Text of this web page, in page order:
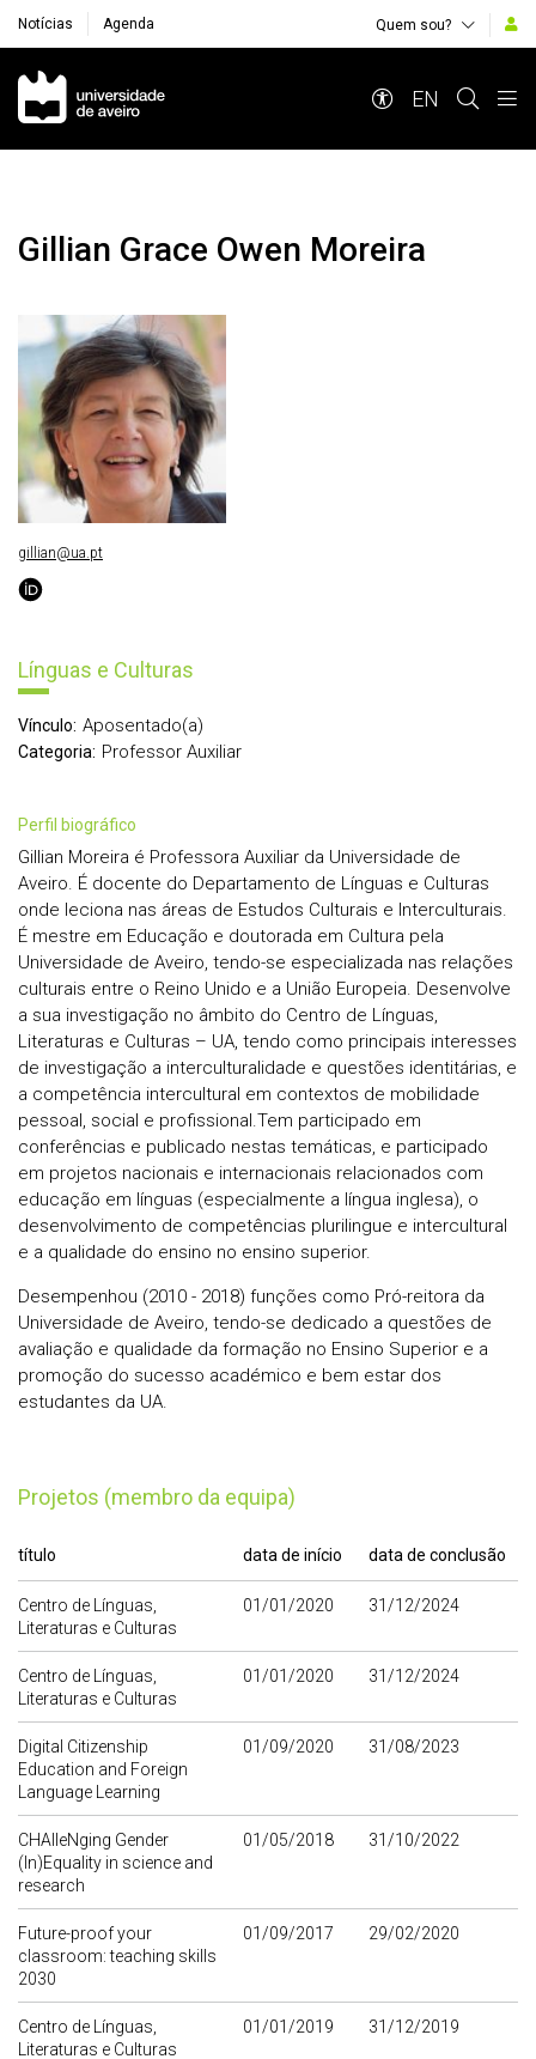
Notícias Agenda Quem sou?
Navegação Principal
EN
Gillian Grace Owen Moreira
Línguas e Culturas
Vínculo: Aposentado(a)
Categoria: Professor Auxiliar
perfil biográfico
Gillian Moreira é Professora Auxiliar da Universidade de
Aveiro. É docente do Departamento de Línguas e Culturas
onde leciona nas áreas de Estudos Culturais e Interculturais.
É mestre em Educação e doutorada em Cultura pela
Universidade de Aveiro, tendo-se especializada nas relações
culturais entre o Reino Unido e a União Europeia. Desenvolve
a sua investigação no âmbito do Centro de Línguas,
Literaturas e Culturas – UA, tendo como principais interesses
de investigação a interculturalidade e questões identitárias, e
a competência intercultural em contextos de mobilidade
pessoal, social e profissional.Tem participado em
conferências e publicado nestas temáticas, e participado
em projetos nacionais e internacionais relacionados com
educação em línguas (especialmente a língua inglesa), o
desenvolvimento de competências plurilingue e intercultural
e a qualidade do ensino no ensino superior.
Desempenhou (2010 - 2018) funções como Pró-reitora da
Universidade de Aveiro, tendo-se dedicado a questões de
avaliação e qualidade da formação no Ensino Superior e a
promoção do sucesso académico e bem estar dos
estudantes da UA.
Projetos (membro da equipa)
título data de início data de conclusão
Centro de Línguas,
Literaturas e Culturas
01/01/2020 31/12/2024
Centro de Línguas,
Literaturas e Culturas
01/01/2020 31/12/2024
Digital Citizenship
Education and Foreign
Language Learning
01/09/2020 31/08/2023
CHAlleNging Gender
(In)Equality in science and
research
01/05/2018 31/10/2022
Future-proof your
classroom: teaching skills
2030
01/09/2017 29/02/2020
Centro de Línguas,
Literaturas e Culturas
01/01/2019 31/12/2019
gillian@ua.pt